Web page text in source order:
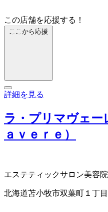
この店舗を応援する！
ここから応援
詳細を見る
ラ・プリマヴェー
ａｖｅｒｅ）
エステティックサロン美容院
北海道苫小牧市双葉町１丁